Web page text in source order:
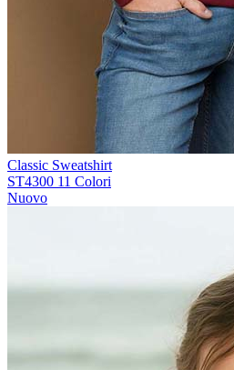
Classic Sweatshirt
ST4300 11 Colori
Nuovo